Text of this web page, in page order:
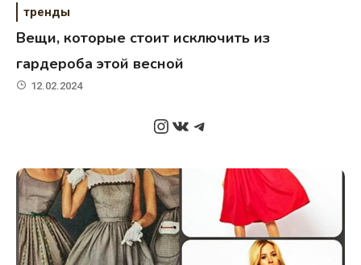
тренды
Вещи, которые стоит исключить из
гардероба этой весной
12.02.2024
Instagram
ВКонтакте
Telegram